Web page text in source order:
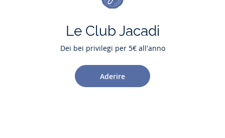
Le Club Jacadi
Dei bei privilegi per 5€ all'anno
Aderire